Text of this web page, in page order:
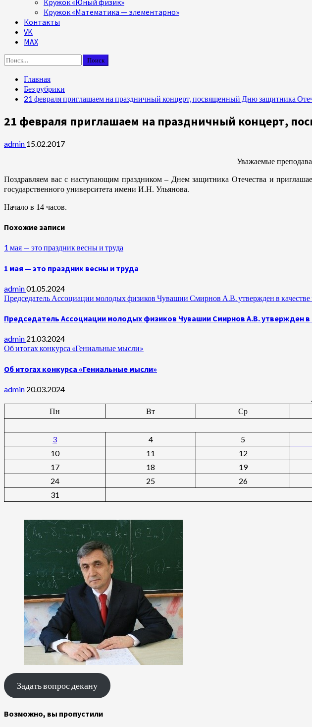
Кружок «Юный физик»
Кружок «Математика — элементарно»
Контакты
VK
MAX
Найти:
Главная
Без рубрики
21 февраля приглашаем на праздничный концерт, посвященный Дню защитника
21 февраля приглашаем на праздничный концерт,
admin 15.02.2017
Уважаемые
Поздравляем вас с наступающим праздником – Днем защитника Отечества и
государственного университета имени И.Н. Ульянова.
Начало в 14 часов.
Похожие записи
1 мая — это праздник весны и труда
1 мая — это праздник весны и труда
admin01.05.2024
Председатель Ассоциации молодых физиков Чувашии Смирнов А.В. утвержден в
Председатель Ассоциации молодых физиков Чувашии Смирнов А.В. утвержден
admin 21.03.2024
Об итогах конкурса «Гениальные мысли»
Об итогах конкурса «Гениальные мысли»
admin 20.03.2024
Пн
Вт Ср
3
4 5
10
11 12
17
18 19
24
25 26
31
Задать вопрос декану
Возможно, вы пропустили